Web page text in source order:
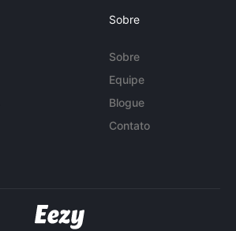
Sobre
Sobre
Equipe
Blogue
Contato